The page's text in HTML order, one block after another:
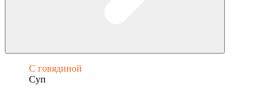
С говядиной
Суп